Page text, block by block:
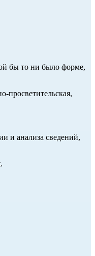
бы то ни было форме,
просветительская,
и анализа сведений,